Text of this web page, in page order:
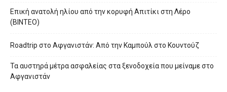
Επική ανατολή ηλίου από την κορυφή Απιτίκι στη Λέρο
(ΒΙΝΤΕΟ)
Roadtrip στο Αφγανιστάν: Από την Καμπούλ στο Κουντούζ
Τα αυστηρά μέτρα ασφαλείας στα ξενοδοχεία που μείναμε στο
Αφγανιστάν